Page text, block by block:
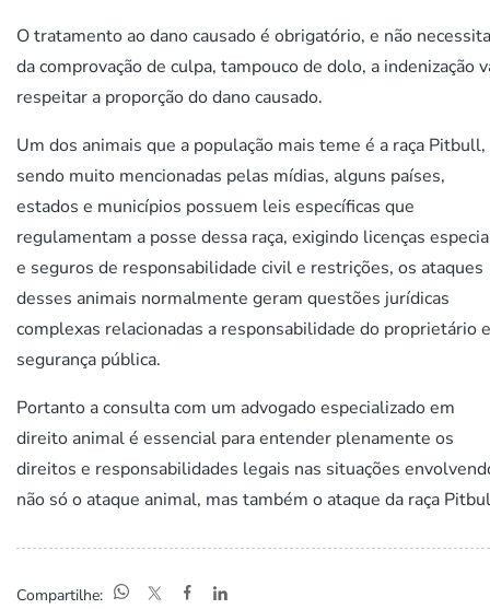
O tratamento ao dano causado é obrigatório, e não necessita
da comprovação de culpa, tampouco de dolo, a indenização
respeitar a proporção do dano causado.
Um dos animais que a população mais teme é a raça Pitbull,
sendo muito mencionadas pelas mídias, alguns países,
estados e municípios possuem leis específicas que
regulamentam a posse dessa raça, exigindo licenças
e seguros de responsabilidade civil e restrições, os ataques
desses animais normalmente geram questões jurídicas
complexas relacionadas a responsabilidade do proprietário
segurança pública.
Portanto a consulta com um advogado especializado em
direito animal é essencial para entender plenamente os
direitos e responsabilidades legais nas situações
não só o ataque animal, mas também o ataque da raça
Compartilhe: